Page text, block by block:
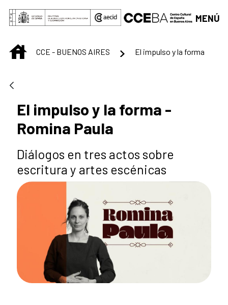
Saltar al contenido principal
MENÚ
INICIOCCE - BUENOS AIRES El impulso y la forma
El impulso y la forma -
Romina Paula
Diálogos en tres actos sobre
escritura y artes escénicas